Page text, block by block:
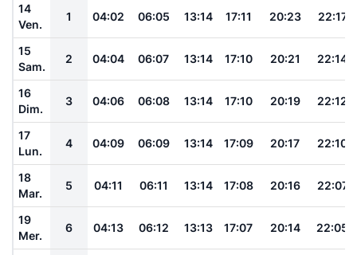
14
Ven.
1 04:02 06:05 13:14 17:11 20:23 22:17
15
Sam.
2 04:04 06:07 13:14 17:10 20:21 22:14
16
Dim.
3 04:06 06:08 13:14 17:10 20:19 22:12
17
Lun.
4 04:09 06:09 13:14 17:09 20:17 22:10
18
Mar.
5 04:11 06:11 13:14 17:08 20:16 22:07
19
Mer.
6 04:13 06:12 13:13 17:07 20:14 22:05